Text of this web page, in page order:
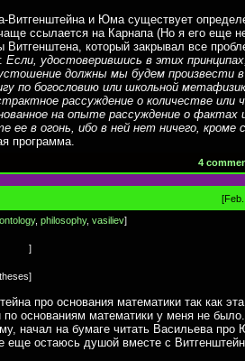
и Юма существует
ссылается на Карнапа (Но я его еще
Витгенштена, который закрывал все
Если, удостоверившись в этих
должны мы будем произвести
по богословию или школьной
рассуждение о количестве или
на опыте рассуждение о фактах
ее в огонь, ибо в ней нет ничего, кроме
программа.
4
ontology, philosophy, vasiliev]
]
]
про основания математики так как
основаниям математики у меня не
начал на бумаге читать Васильева
еще остаюсь душой вместе с